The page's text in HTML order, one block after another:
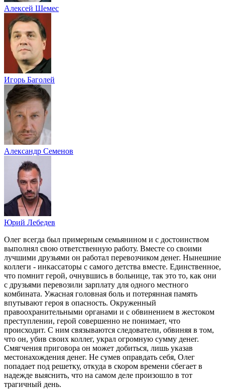
Алексей Шемес
Игорь Баголей
Александр Семенов
Юрий Лебедев
Олег всегда был примерным семьянином и с достоинством
выполнял свою ответственную работу. Вместе со своими
лучшими друзьями он работал перевозчиком денег. Нынешние
коллеги - инкассаторы с самого детства вместе. Единственное,
что помнит герой, очнувшись в больнице, так это то, как они
с друзьями перевозили зарплату для одного местного
комбината. Ужасная головная боль и потерянная память
впутывают героя в опасность. Окруженный
правоохранительными органами и с обвинением в жестоком
преступлении, герой совершенно не понимает, что
происходит. С ним связываются следователи, обвиняя в том,
что он, убив своих коллег, украл огромную сумму денег.
Смягчения приговора он может добиться, лишь указав
местонахождения денег. Не сумев оправдать себя, Олег
попадает под решетку, откуда в скором времени сбегает в
надежде выяснить, что на самом деле произошло в тот
трагичный день.